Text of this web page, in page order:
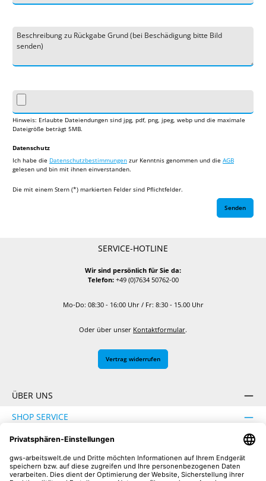
Hinweis: Erlaubte Dateiendungen sind jpg, pdf, png, jpeg, webp und die maximale
Dateigröße beträgt 5MB.
Datenschutz
Ich habe die Datenschutzbestimmungen zur Kenntnis genommen und die AGB
gelesen und bin mit ihnen einverstanden.
Die mit einem Stern (*) markierten Felder sind Pflichtfelder.
Senden
SERVICE-HOTLINE
Wir sind persönlich für Sie da:
Telefon:+49 (0)7634 50762-00
Mo-Do: 08:30 - 16:00 Uhr / Fr: 8:30 - 15.00 Uhr
Oder über unser Kontaktformular.
Vertrag widerrufen
ÜBER UNS
SHOP SERVICE
INFORMATION
SICHER EINKAUFEN